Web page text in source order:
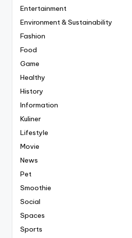
Entertainment
Environment & Sustainability
Fashion
Food
Game
Healthy
History
Information
Kuliner
Lifestyle
Movie
News
Pet
Smoothie
Social
Spaces
Sports